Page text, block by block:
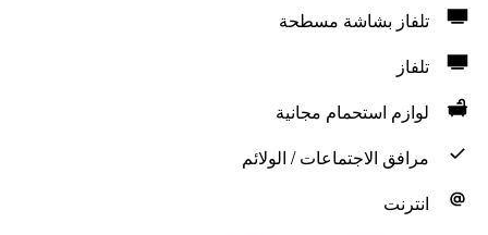
تلفاز بشاشة مسطحة
تلفاز
لوازم استحمام مجانية
مرافق الاجتماعات / الولائم
انترنت